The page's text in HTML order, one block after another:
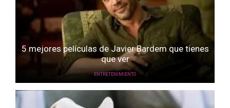
5 mejores películas de Javier Bardem que tienes
que ver
ENTRETENIMIENTO